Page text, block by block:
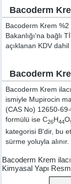
Bacoderm
Bacoderm Krem
Bakanlığı'na bağlı
açıklanan KDV
Bacoderm
Bacoderm Krem
ismiyle Mupirocin
(CAS No) 12650-
formülü ise C26H 44O
kategorisi B'dir, bu
sürme yoluyla alınır.
Bacoderm Krem
Kimyasal Yapı